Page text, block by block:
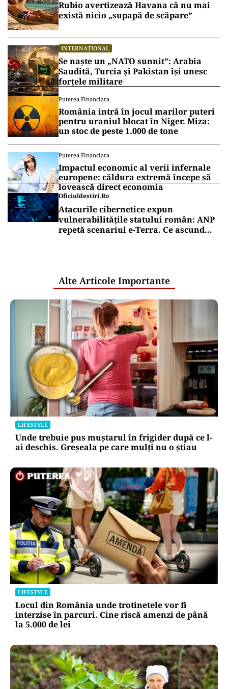
Producția s-a bucurat de un succes neașteptat
de-a lungul sezoanelor.
Vrei să fii mereu la curent cu toate știrile? Urmărește
Puterea.ro și pe canalul de WhatsApp
INTERNAȚIONAL
Cuba, prinsă în menghină. Marco
Rubio avertizează Havana că nu mai
există nicio „supapă de scăpare”
INTERNAȚIONAL
Se naște un „NATO sunnit”: Arabia
Saudită, Turcia și Pakistan își unesc
forțele militare
un stoc de peste 1.000 de tone
Puterea Financiara
Impactul economic al verii infernale
europene: căldura extremă începe să
lovească direct economia
Oficiuldestiri.ro
Atacurile cibernetice expun
vulnerabilitățile statului român: ANP
repetă scenariul e‑Terra. Ce ascund
comunicările oficiale și cine răspunde
pentru mentenanța IT a instituțiilor
publice
Alte Articole Importante
LIFESTYLE
Unde trebuie pus muștarul în frigider după ce l-
ai deschis. Greșeala pe care mulți nu o știau